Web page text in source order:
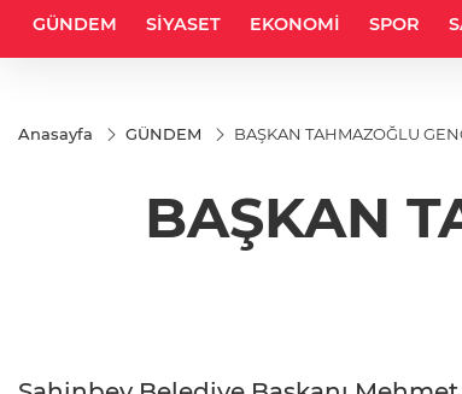
GÜNDEM SİYASET EKONOMİ SPOR
Anasayfa GÜNDEM BAŞKAN TAHMAZOĞLU
BAŞKAN